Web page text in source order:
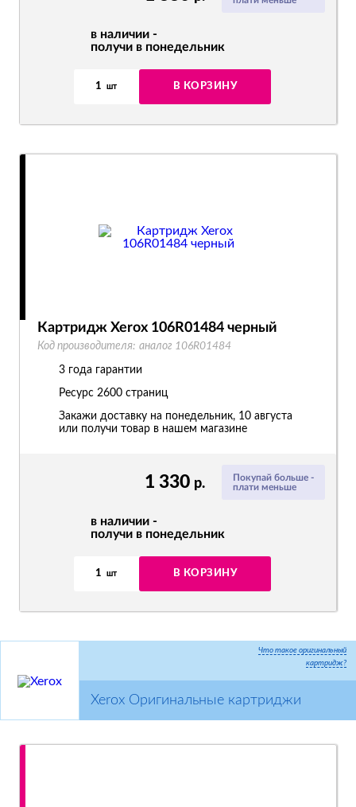
в наличии -
получи в понедельник
1 шт В КОРЗИНУ
Покупай больше -
плати меньше
1 330 р.
в наличии -
получи в понедельник
1 шт В КОРЗИНУ
Картридж Xerox 106R01484 черный
Код производителя: аналог 106R01484
3 года гарантии
Ресурс 2600 страниц
Закажи доставку на понедельник, 10 августа
или получи товар в нашем магазине
Что такое оригинальный
картридж?
Xerox Оригинальные картриджи